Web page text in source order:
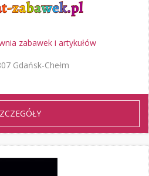
zabawek i artykułów
Gdańsk-Chełm